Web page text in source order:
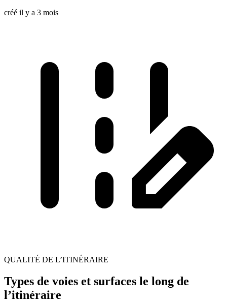
créé il y a 3 mois
QUALITÉ DE L’ITINÉRAIRE
Types de voies et surfaces le long de
l’itinéraire